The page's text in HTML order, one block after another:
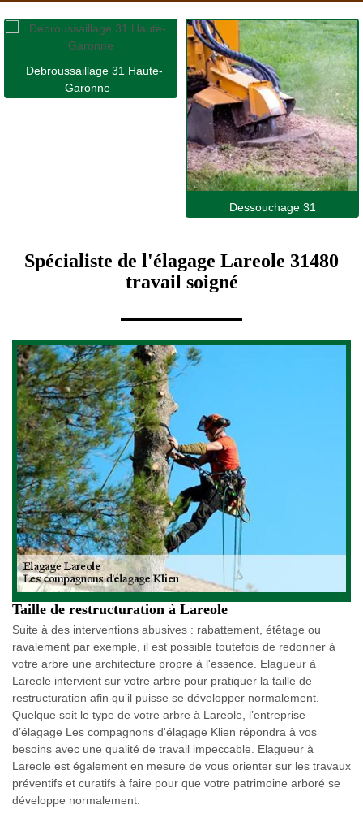
Debroussaillage 31 Haute-
Garonne
Dessouchage 31
Spécialiste de l'élagage Lareole 31480
travail soigné
Taille de restructuration à Lareole
Suite à des interventions abusives : rabattement, étêtage ou
ravalement par exemple, il est possible toutefois de redonner à
votre arbre une architecture propre à l'essence. Elagueur à
Lareole intervient sur votre arbre pour pratiquer la taille de
restructuration afin qu’il puisse se développer normalement.
Quelque soit le type de votre arbre à Lareole, l’entreprise
d’élagage Les compagnons d'élagage Klien répondra à vos
besoins avec une qualité de travail impeccable. Elagueur à
Lareole est également en mesure de vous orienter sur les travaux
préventifs et curatifs à faire pour que votre patrimoine arboré se
développe normalement.